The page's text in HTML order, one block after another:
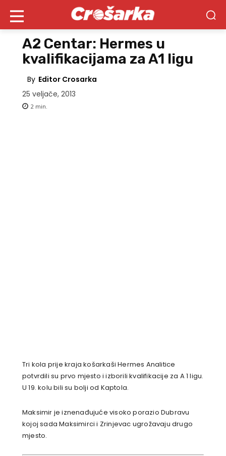
A2 Centar: Hermes u
kvalifikacijama za A1 ligu
By Editor Crosarka
25 veljače, 2013
2 min.
Tri kola prije kraja košarkaši Hermes Analitice
potvrdili su prvo mjesto i izborili kvalifikacije za A 1 ligu.
U 19. kolu bili su bolji od Kaptola.
Maksimir je iznenađujuće visoko porazio Dubravu
kojoj sada Maksimirci i Zrinjevac ugrožavaju drugo
mjesto.